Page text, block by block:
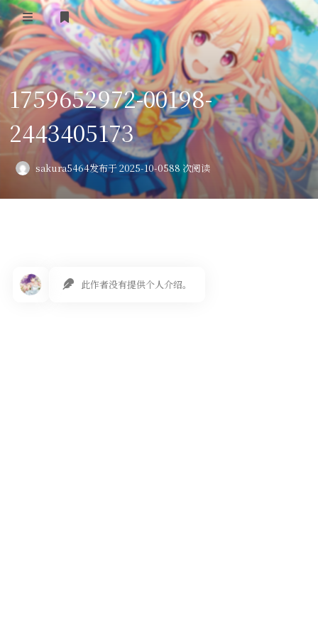
首页
VPS评测
AI绘画
教程
图库
登录
1759652972-00198-
2443405173
sakura5464发布于 2025-10-0588 次阅读
此作者没有提供个人介绍。